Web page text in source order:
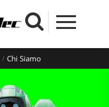
Chi Siamo